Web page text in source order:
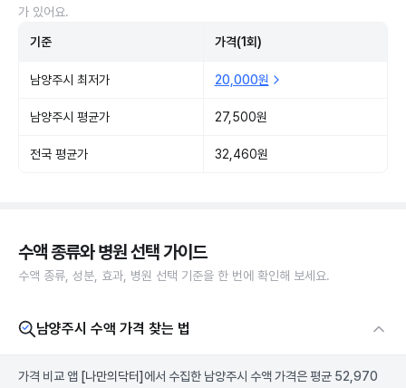
가 있어요.
기준 가격(1회)
남양주시 최저가 20,000원
남양주시 평균가 27,500원
전국 평균가 32,460원
수액 종류와 병원 선택 가이드
수액 종류, 성분, 효과, 병원 선택 기준을 한 번에 확인해 보세요.
남양주시 수액 가격 찾는 법
가격 비교 앱 [나만의닥터] 에서 수집한 남양주시 수액 가격은 평균 52,970